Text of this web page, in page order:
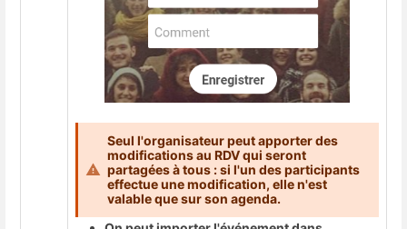
Seul l'organisateur peut apporter des
modifications au RDV qui seront
partagées à tous : si l'un des participants
effectue une modification, elle n'est
valable que sur son agenda.